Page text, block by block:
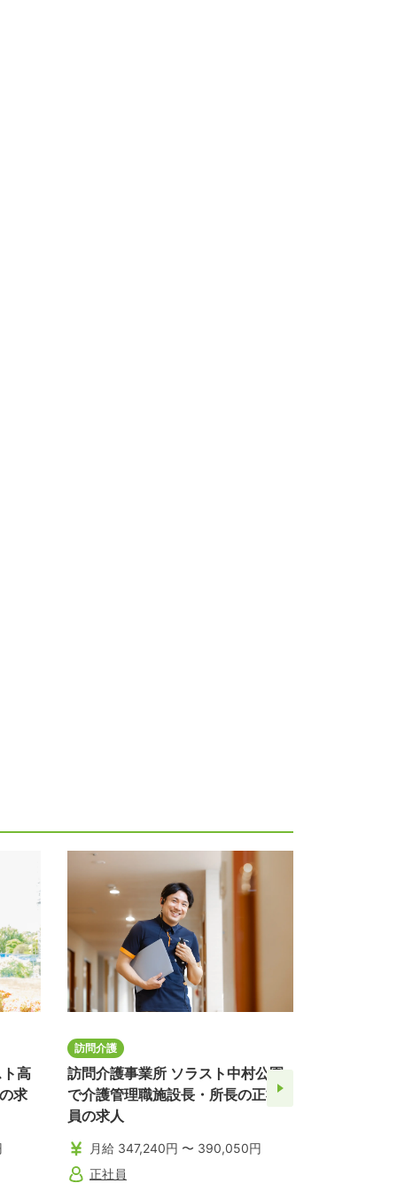
高
求
訪問介護
訪問介護事業所 ソラスト中村公園
で介護管理職施設長・所長の正社
員の求人
月給 347,240円 〜 390,050円
正社員